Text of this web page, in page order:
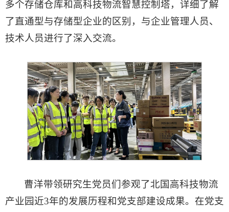
多个存储仓库和高科技物流智慧控制塔，详细了解
了直通型与存储型企业的区别，与企业管理人员、
技术人员进行了深入交流。
曹洋带领研究生党员们参观了北国高科技物流
产业园近3年的发展历程和党支部建设成果。在党支